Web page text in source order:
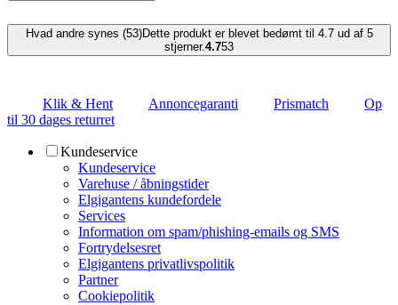
Hvad andre synes (53)Dette produkt er blevet bedømt til 4.7 ud af 5
stjerner.4.753
Klik & Hent Annoncegaranti Prismatch
Op
til 30 dages returret
Kundeservice
Kundeservice
Varehuse / åbningstider
Elgigantens kundefordele
Services
Information om spam/phishing-emails og SMS
Fortrydelsesret
Elgigantens privatlivspolitik
Partner
Cookiepolitik